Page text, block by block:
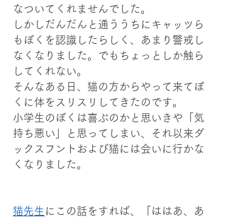
なついてくれませんでした。
しかしだんだんと通ううちにキャッツら
もぼくを認識したらしく、あまり警戒し
なくなりました。でもちょっとしか触ら
してくれない。
そんなある日、猫の方からやって来てぼ
くに体をスリスリしてきたのです。
小学生のぼくは喜ぶのかと思いきや「気
持ち悪い」と思ってしまい、それ以来ダ
ックスフントおよび猫には会いに行かな
くなりました。
猫先生 にこの話をすれば、「ははあ、あ